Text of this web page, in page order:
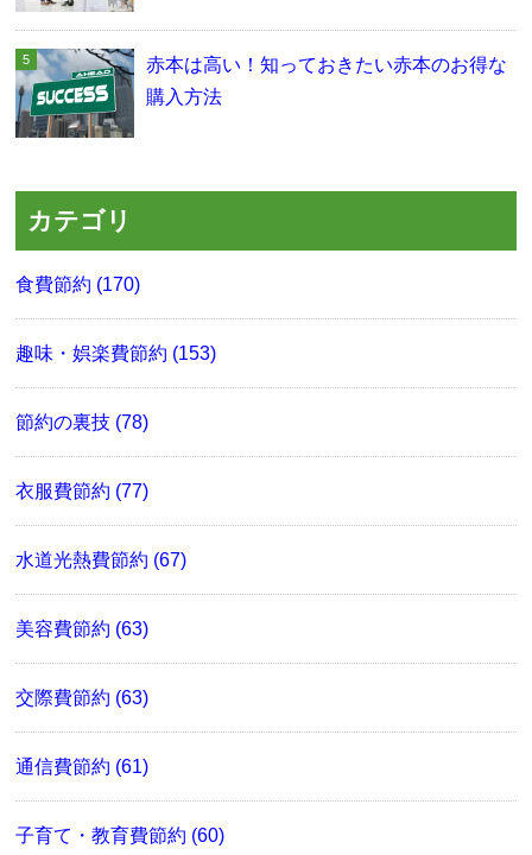
赤本は高い！知っておきたい赤本のお得な
購入方法
カテゴリ
食費節約 (170)
趣味・娯楽費節約 (153)
節約の裏技 (78)
衣服費節約 (77)
水道光熱費節約 (67)
美容費節約 (63)
交際費節約 (63)
通信費節約 (61)
子育て・教育費節約 (60)